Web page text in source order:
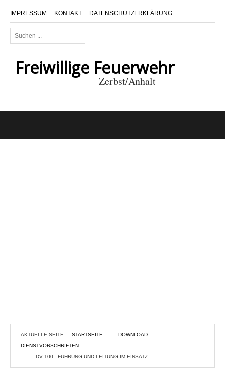
IMPRESSUM KONTAKT DATENSCHUTZERKLÄRUNG
Suchen
...
Freiwillige Feuerwehr
Zerbst/Anhalt
AKTUELLE SEITE: STARTSEITE
DOWNLOAD
DIENSTVORSCHRIFTEN
DV 100 - FÜHRUNG UND LEITUNG IM EINSATZ